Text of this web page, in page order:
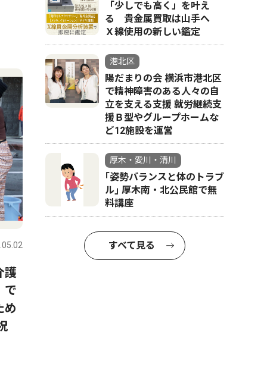
護
で
め
「少しでも高く」を叶え
る 貴金属買取は山手へ
Ｘ線使用の新しい鑑定
港北区
陽だまりの会 横浜市港北区
で精神障害のある人々の自
立を支える支援 就労継続支
援Ｂ型やグループホームな
ど12施設を運営
厚木・愛川・清川
｢姿勢バランスと体のトラブ
ル｣ 厚木南・北公民館で無
料講座
すべて見る